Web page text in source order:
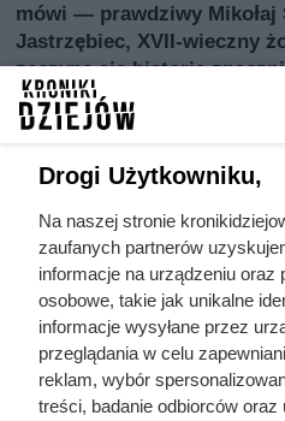
mówi — prawdziwy Mikołaj
Jastrzębiec, XVII‑wieczny
zaczyna się historia
kart powieści. Bo
być bohaterem, ale równie
burdy, spory i procesy,
zainspirował Sienkiewicza
najsłynniejszych postaci
jego życiu nie pasowało
Drogi Użytkowniku,
Na naszej stronie
zaufanych partnerów
informacje na urządzeniu oraz
osobowe, takie jak unikalne
informacje wysyłane przez
przeglądania w celu
reklam, wybór
treści, badanie odbiorców oraz